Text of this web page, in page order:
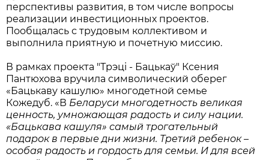
перспективы развития, в том числе вопросы
реализации инвестиционных проектов.
Пообщалась с трудовым коллективом и
выполнила приятную и почетную миссию.
В рамках проекта "Трэці - Бацькаў" Ксения
Пантюхова вручила символический оберег
«Бацькаву кашулю» многодетной семье
Кожедуб. «В Беларуси многодетность великая
ценность, умножающая радость и силу нации.
«Бацькава кашуля» самый трогательный
подарок в первые дни жизни. Третий ребенок –
особая радость и гордость для семьи. И для всей